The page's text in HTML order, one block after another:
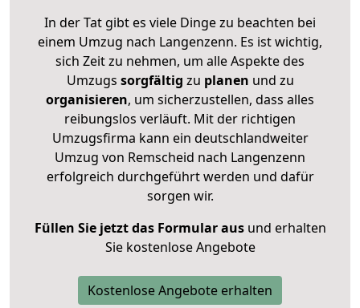
In der Tat gibt es viele Dinge zu beachten bei
einem Umzug nach Langenzenn. Es ist wichtig,
sich Zeit zu nehmen, um alle Aspekte des
Umzugs sorgfältig zu planen und zu
organisieren, um sicherzustellen, dass alles
reibungslos verläuft. Mit der richtigen
Umzugsfirma kann ein deutschlandweiter
Umzug von Remscheid nach Langenzenn
erfolgreich durchgeführt werden und dafür
sorgen wir.
Füllen Sie jetzt das Formular ausund erhalten
Sie kostenlose Angebote
Kostenlose Angebote erhalten